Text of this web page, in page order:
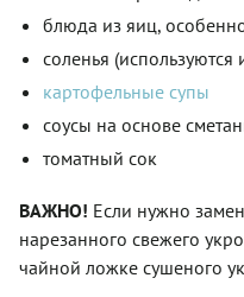
блюда из яиц,
соленья (используются
картофельные супы
соусы на основе
томатный сок
ВАЖНО! Если нужно
нарезанного свежего
чайной ложке сушеного